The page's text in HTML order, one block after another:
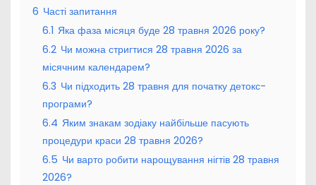
6 Часті запитання
6.1 Яка фаза місяця буде 28 травня 2026 року?
6.2 Чи можна стригтися 28 травня 2026 за
місячним календарем?
6.3 Чи підходить 28 травня для початку детокс-
програми?
6.4 Яким знакам зодіаку найбільше пасують
процедури краси 28 травня 2026?
6.5 Чи варто робити нарощування нігтів 28 травня
2026?